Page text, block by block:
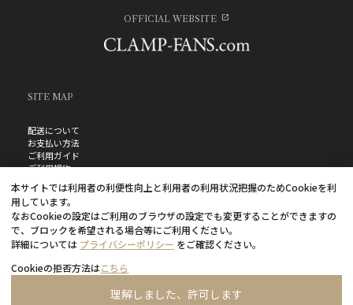
OFFICIAL WEBSITE
SITE MAP
配送について
お支払い方法
ご利用ガイド
ご利用規約
プライバシーポリシー
よくあるご質問
特定商取引法に基づく表記
©CLAMP・ShigatsuTsuitachi CO.,LTD.
本サイトでは利用者の利便性向上と利用者の利用状況把握のためCookieを利
用しています。
なおCookieの設定はご利用のブラウザの設定でも変更することができますの
で、ブロックを希望される場合等にご利用ください。
詳細については プライバシーポリシー をご確認ください。
Cookieの拒否方法はこちら
理解しました、許可します